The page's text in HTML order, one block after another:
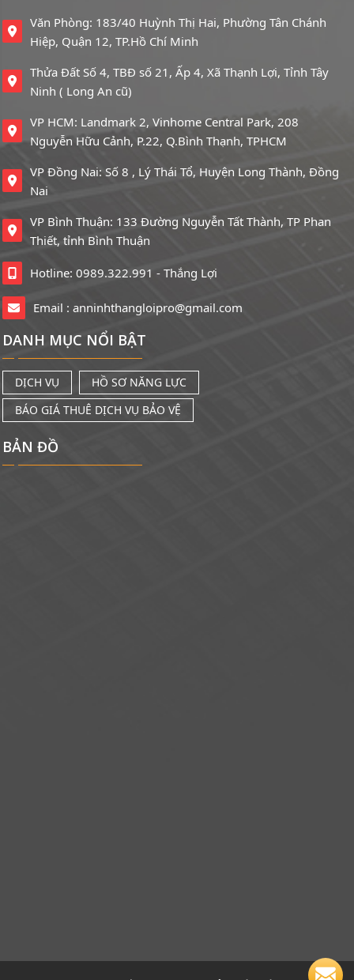
Văn Phòng: 183/40 Huỳnh Thị Hai, Phường Tân Chánh
Hiệp, Quận 12, TP.Hồ Chí Minh
Thửa Đất Số 4, TBĐ số 21, Ấp 4, Xã Thạnh Lợi, Tỉnh Tây
Ninh ( Long An cũ)
VP HCM: Landmark 2, Vinhome Central Park, 208
Nguyễn Hữu Cảnh, P.22, Q.Bình Thạnh, TPHCM
VP Đồng Nai: Số 8 , Lý Thái Tổ, Huyện Long Thành, Đồng
Nai
VP Bình Thuận: 133 Đường Nguyễn Tất Thành, TP Phan
Thiết, tỉnh Bình Thuận
Hotline: 0989.322.991 - Thắng Lợi
Email :anninhthangloipro@gmail.com
DANH MỤC NỔI BẬT
DỊCH VỤ
HỒ SƠ NĂNG LỰC
BÁO GIÁ THUÊ DỊCH VỤ BẢO VỆ
BẢN ĐỒ